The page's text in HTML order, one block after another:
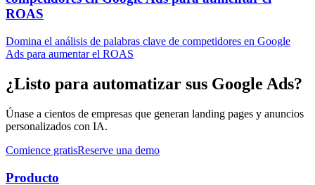
ROAS
Domina el análisis de palabras clave de competidores en Google
Ads para aumentar el ROAS
¿Listo para automatizar sus Google Ads?
Únase a cientos de empresas que generan landing pages y anuncios
personalizados con IA.
Comience gratisReserve una demo
Producto